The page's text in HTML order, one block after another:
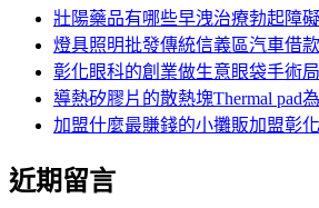
壯陽藥品有哪些早洩治療勃起障
燈具照明批發傳統信義區汽車借
彰化眼科的創業做生意眼袋手術
導熱矽膠片的散熱塊Thermal pad
加盟什麼最賺錢的小攤販加盟彰
近期留言